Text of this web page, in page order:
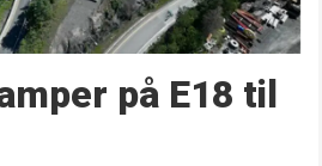
på E18 til